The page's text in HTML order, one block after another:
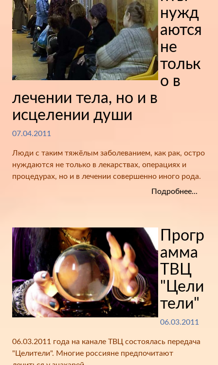
нужд
аются
не
тольк
о в
лечении тела, но и в
исцелении души
07.04.2011
Люди с таким тяжёлым заболеванием, как рак, остро
нуждаются не только в лекарствах, операциях и
процедурах, но и в лечении совершенно иного рода.
Подробнее...
Прогр
амма
ТВЦ
"Цели
тели"
06.03.2011
06.03.2011 года на канале ТВЦ состоялась передача
"Целители". Многие россияне предпочитают